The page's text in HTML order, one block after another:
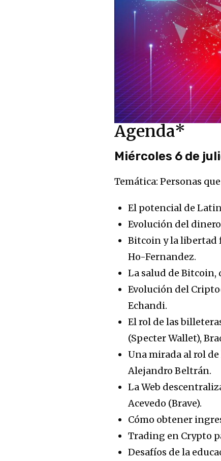
Agenda*
Miércoles 6 de
Temática: Personas
El potencial de
Evolución del
Bitcoin y la libertad
Ho-Fernandez.
La salud de Bitcoin,
Evolución del
Echandi.
El rol de las
(Specter Wallet),
Una mirada al rol
Alejandro Beltrán.
La Web
Acevedo (Brave).
Cómo obtener
Trading en Crypto
Desafíos de la